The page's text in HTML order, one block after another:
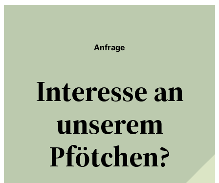
Anfrage
Interesse an
unserem
Pfötchen?